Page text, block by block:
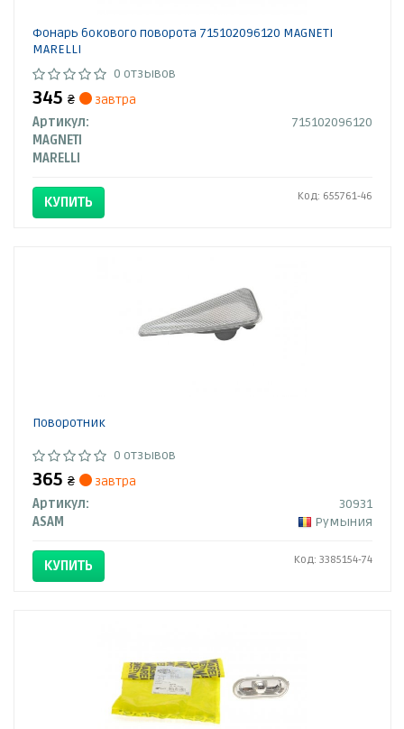
Фонарь бокового поворота 715102096120 MAGNETI
MARELLI
0 отзывов
345 ₴
завтра
Артикул:
715102096120
MAGNETI
MARELLI
КУПИТЬ Код: 655761-46
Поворотник
0 отзывов
365 ₴
завтра
Артикул:
30931
ASAM
Румыния
КУПИТЬ Код: 3385154-74